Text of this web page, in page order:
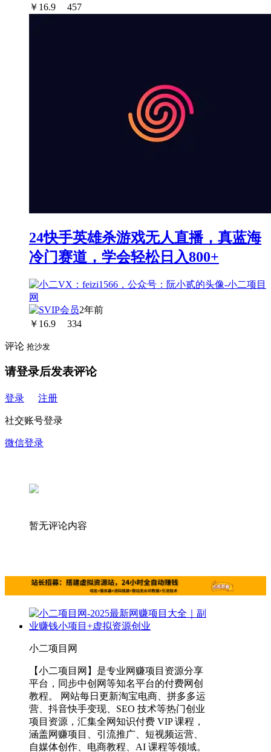
￥ 16.9 457
24快手英雄杀游戏无人直播，真蓝海
冷门赛道，学会轻松日入800+
2年前
￥ 16.9 334
评论 抢沙发
请登录后发表评论
登录 注册
社交账号登录
微信登录
暂无评论内容
小二项目网
【小二项目网】是专业网赚项目资源分享
平台，同步中创网等知名平台的付费网创
教程。 网站每日更新淘宝电商、拼多多运
营、抖音快手变现、SEO 技术等热门创业
项目资源，汇集全网知识付费 VIP 课程，
涵盖网赚项目、引流推广、短视频运营、
自媒体创作、电商教程、AI 课程等领域。